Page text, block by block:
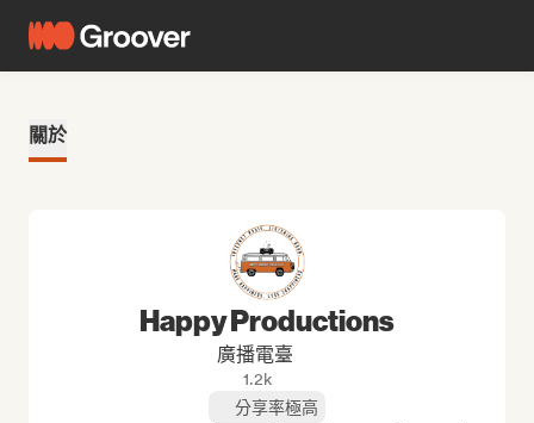
關於
Happy Productions
廣播電臺
1.2k
分享率極高